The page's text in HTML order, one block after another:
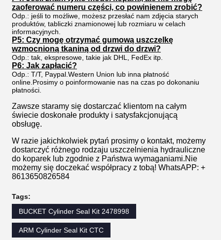
zaoferować numeru części, co powinienem zrobić?
Odp.: jeśli to możliwe, możesz przesłać nam zdjęcia starych
produktów, tabliczki znamionowej lub rozmiaru w celach
informacyjnych.
P5: Czy mogę otrzymać gumową uszczelkę
wzmocnioną tkaniną od drzwi do drzwi?
Odp.: tak, ekspresowe, takie jak DHL, FedEx itp.
P6: Jak zapłacić?
Odp.: T/T, Paypal.Western Union lub inna płatność
online.Prosimy o poinformowanie nas na czas po dokonaniu
płatności.
Zawsze staramy się dostarczać klientom na całym
świecie doskonałe produkty i satysfakcjonującą
obsługę.
W razie jakichkolwiek pytań prosimy o kontakt, możemy
dostarczyć różnego rodzaju uszczelnienia hydrauliczne
do koparek lub zgodnie z Państwa wymaganiami.Nie
możemy się doczekać współpracy z tobą! WhatsAPP: +
8613650826584
Tags:
BUCKET Cylinder Seal Kit 2478998
ARM Cylinder Seal Kit CTC